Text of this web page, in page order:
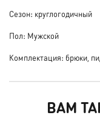
Сезон: круглогодичный
Пол: Мужской
Комплектация: брюки,
ВАМ